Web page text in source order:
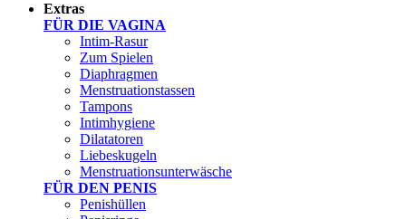
Extras
FÜR DIE VAGINA
Intim-Rasur
Zum Spielen
Diaphragmen
Menstruationstassen
Tampons
Intimhygiene
Dilatatoren
Liebeskugeln
Menstruationsunterwäsche
FÜR DEN PENIS
Penishüllen